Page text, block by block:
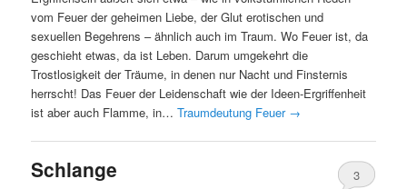
vom Feuer der geheimen Liebe, der Glut erotischen und
sexuellen Begehrens – ähnlich auch im Traum. Wo Feuer ist, da
geschieht etwas, da ist Leben. Darum umgekehrt die
Trostlosigkeit der Träume, in denen nur Nacht und Finsternis
herrscht! Das Feuer der Leidenschaft wie der Ideen-Ergriffenheit
ist aber auch Flamme, in…Traumdeutung Feuer →
Schlange
3